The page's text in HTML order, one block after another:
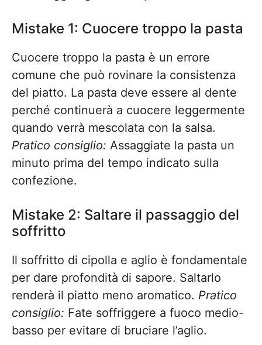
Mistake 1: Cuocere troppo la pasta
Cuocere troppo la pasta è un errore
comune che può rovinare la consistenza
del piatto. La pasta deve essere al dente
perché continuerà a cuocere leggermente
quando verrà mescolata con la salsa.
Pratico consiglio: Assaggiate la pasta un
minuto prima del tempo indicato sulla
confezione.
Mistake 2: Saltare il passaggio del
soffritto
Il soffritto di cipolla e aglio è fondamentale
per dare profondità di sapore. Saltarlo
renderà il piatto meno aromatico. Pratico
consiglio: Fate soffriggere a fuoco medio-
basso per evitare di bruciare l’aglio.